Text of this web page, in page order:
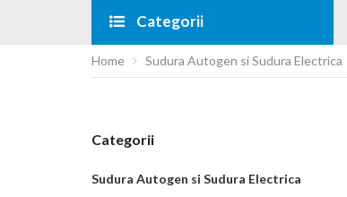
Categorii
Home Sudura Autogen si Sudura Electrica
Categorii
Sudura Autogen si Sudura Electrica